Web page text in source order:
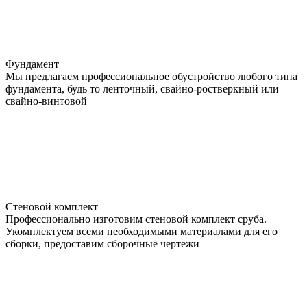
Фундамент
Мы предлагаем профессиональное обустройство любого типа
фундамента, будь то ленточный, свайно-ростверкный или
свайно-винтовой
Стеновой комплект
Профессионально изготовим стеновой комплект сруба.
Укомплектуем всеми необходимыми материалами для его
сборки, предоставим сборочные чертежи